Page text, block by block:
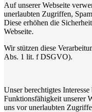
Auf unserer Webseite
unerlaubten Zugriffen,
Diese erhöhen die
Webseite.
Wir stützen diese
Abs. 1 lit. f DSGVO).
Unser berechtigtes
Funktionsfähigkeit unserer
uns vor unerlaubten